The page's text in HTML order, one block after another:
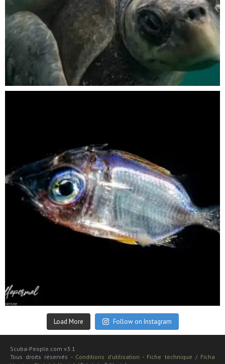
Sep 24
Load More Follow on Instagram
Scuba-People.com v3.1
Tous droits réservés - Conditions d'utilisation - Fiche technique / Ficha